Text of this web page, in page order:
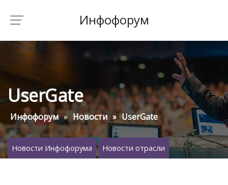
Инфофорум
UserGate
Инфофорум Новости UserGate
Новости Инфофорума Новости отрасли